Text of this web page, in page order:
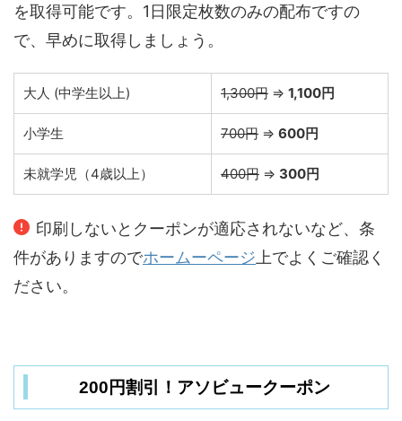
を取得可能です。1日限定枚数のみの配布ですの
で、早めに取得しましょう。
大人 (中学生以上) 1,300円 ⇒ 1,100円
小学生 700円 ⇒ 600円
未就学児（4歳以上） 400円 ⇒ 300円
印刷しないとクーポンが適応されないなど、条
件がありますのでホームーページ 上でよくご確認く
ださい。
200円割引！アソビュークーポン